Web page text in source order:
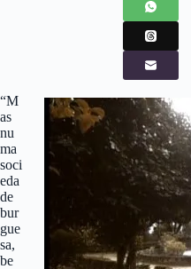
“M
as
nu
ma
soci
eda
de
bur
gue
sa,
be